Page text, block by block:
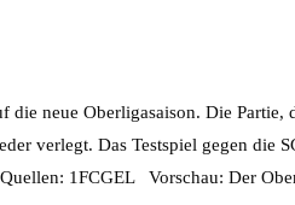
die neue Oberligasaison. Die Partie,
verlegt. Das Testspiel gegen die
1FCGEL Vorschau: Der